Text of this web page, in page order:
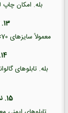
بله. امکان چاپ
13. بهترین سایز تابلو برای سوله چیست؟
معمولاً سایزهای 70×50 یا 100×70 برای سوله و کارخانه مناسب‌تر هستند.
14. آیا تابلوهای ایمنی ضد آب هستند؟
بله. تابلوهای
15. نصب تابلو ایمنی چگونه انجام می‌شود؟